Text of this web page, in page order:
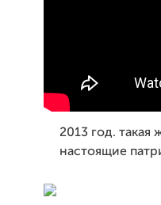
2013 год. такая
настоящие